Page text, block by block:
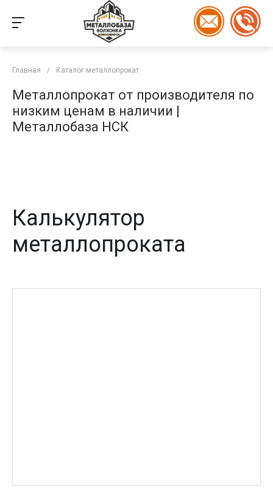
Главная / Каталог металлопрокат
Металлопрокат от производителя по
низким ценам в наличии |
Металлобаза НСК
Калькулятор
металлопроката